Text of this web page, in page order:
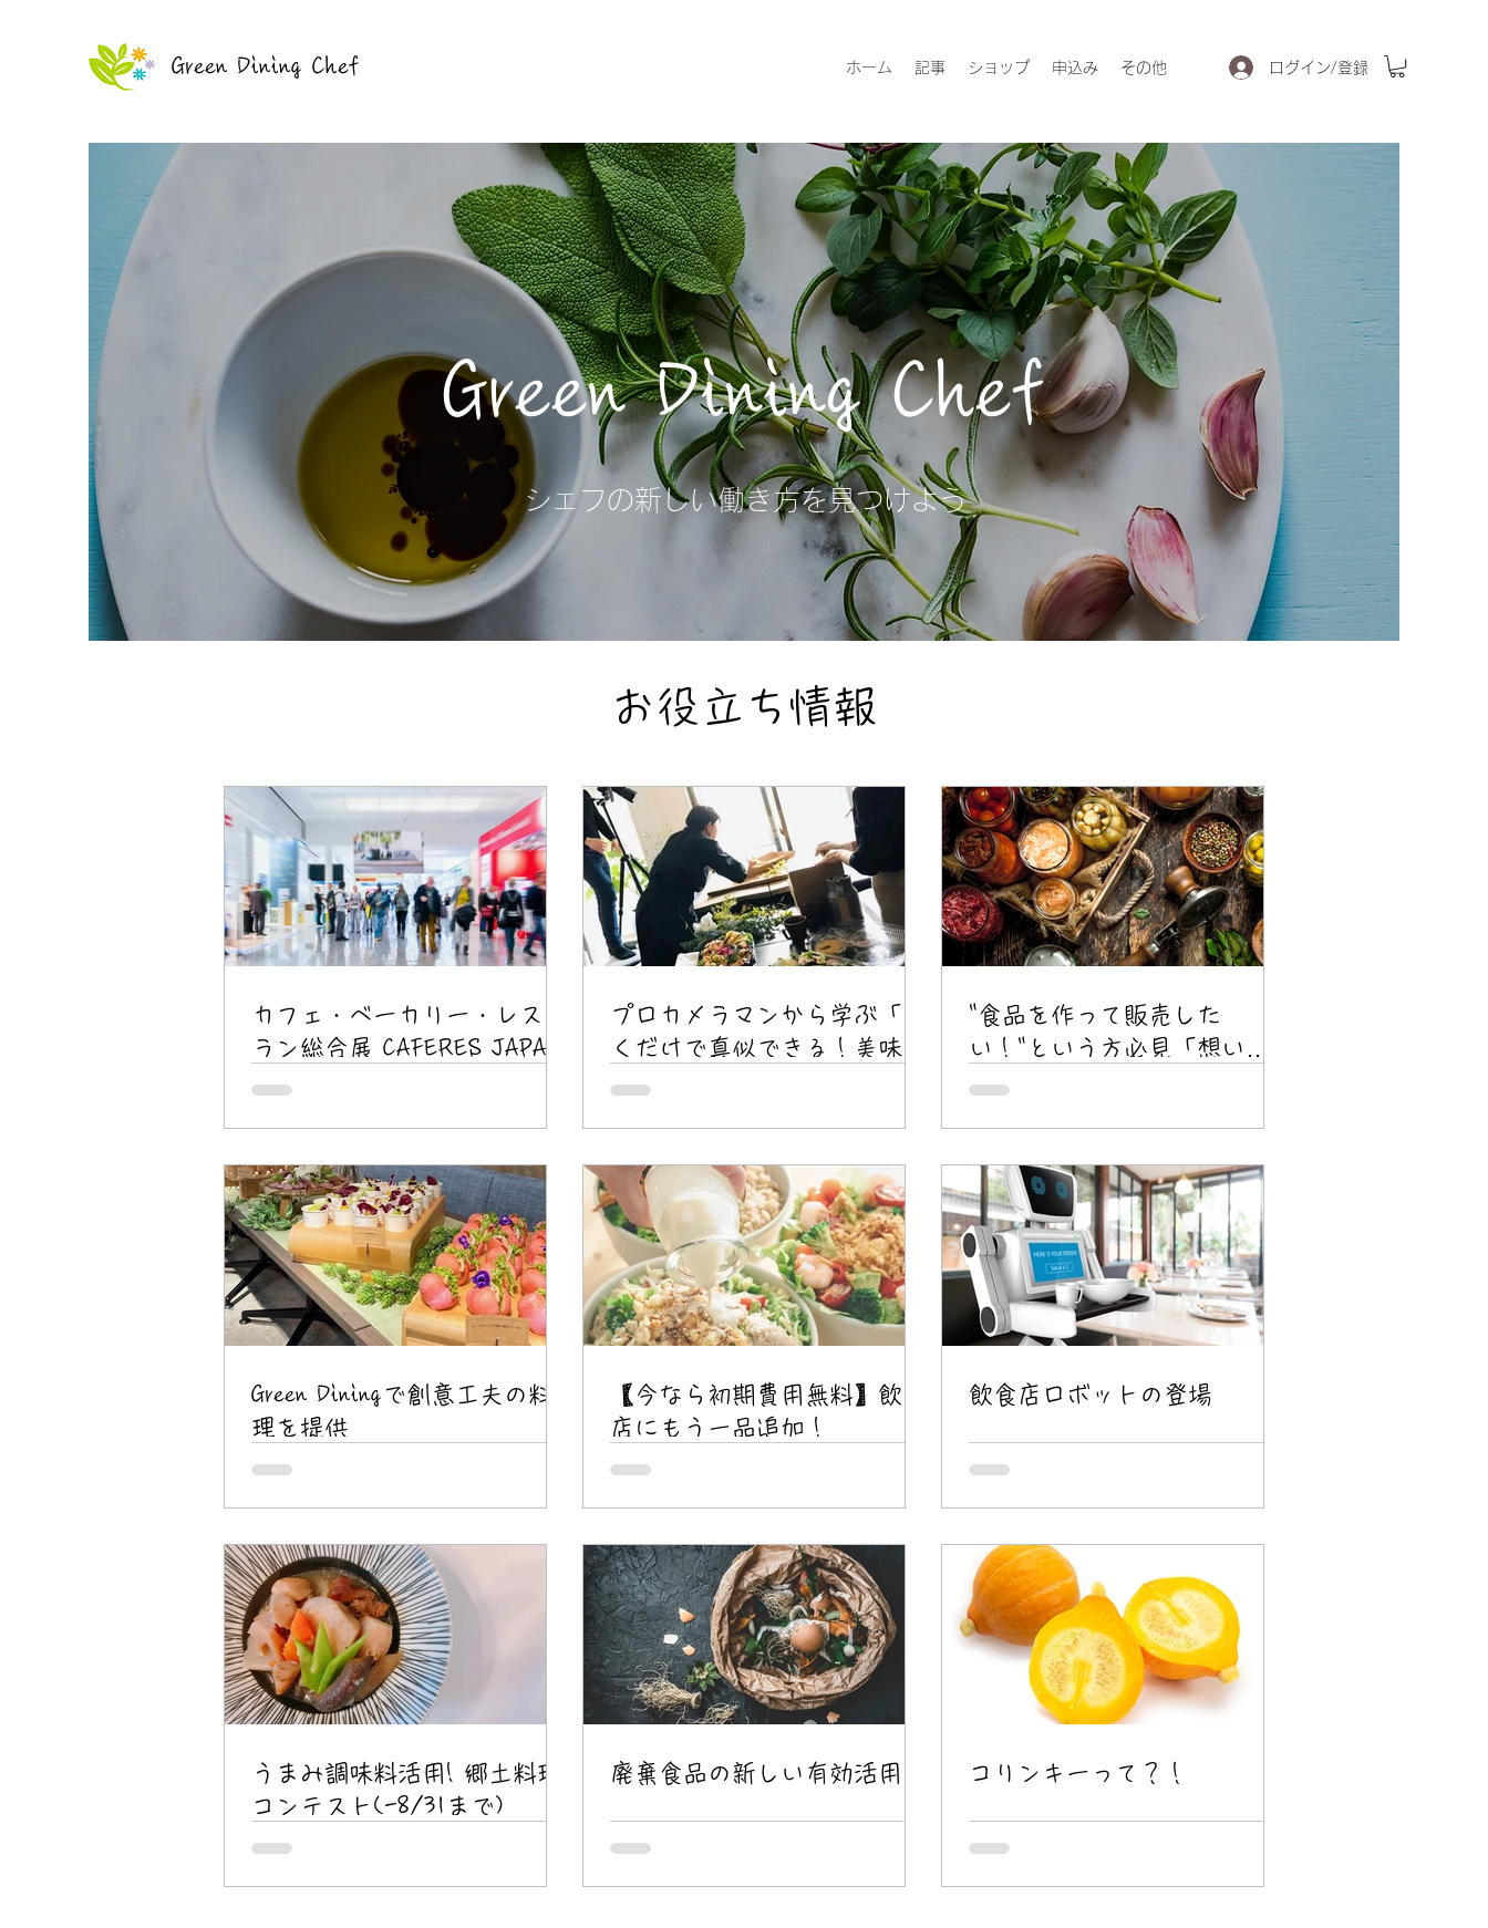
Green Dining Chef ホーム 記事 ショップ 申込み その他 ログイン/登録
Green Dining Chef
シェフの新しい働き方を見つけよう
お役立ち情報
カフェ・ベーカリー・レスト
ラン総合展 CAFERES JAPAN
2023(8/2-8/4)
プロカメラマンから学ぶ「聞
くだけで真似できる！美味し
さを伝えるフード写真の撮り
"食品を作って販売した
い！"という方必見「想いを
カタチにする食品づくりの始
Green Diningで創意工夫の料
理を提供
【今なら初期費用無料】飲食
店にもう一品追加！
飲食店ロボットの登場
うまみ調味料活用! 郷土料理
コンテスト(-8/31まで)
廃棄食品の新しい有効活用 コリンキーって？！